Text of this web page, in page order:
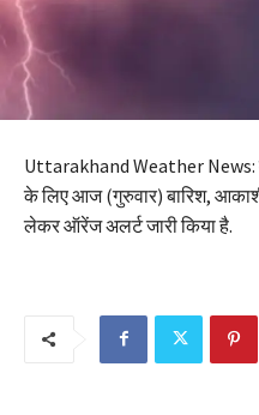
Uttarakhand Weather News:
के लिए आज (गुरुवार) बारिश,
लेकर ऑरेंज अलर्ट जारी किया है.